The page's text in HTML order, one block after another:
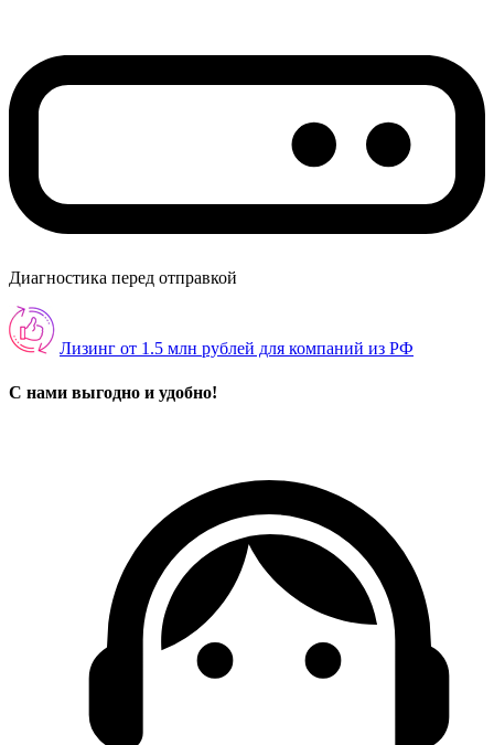
Диагностика перед отправкой
Лизинг от 1.5 млн рублей для компаний из РФ
С нами выгодно и удобно!